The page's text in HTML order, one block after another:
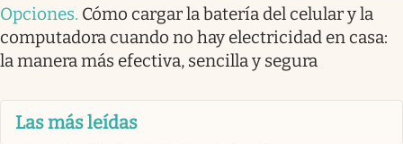
Opciones. Cómo cargar la batería del celular y la
computadora cuando no hay electricidad en casa:
la manera más efectiva, sencilla y segura
Las más leídas